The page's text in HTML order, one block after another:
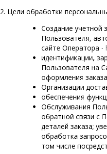
2. Цели обработки
Создание учетной
Пользователя,
сайте Оператора -
идентификации,
Пользователя на
оформления
Организации
обеспечения
Обслуживания
обратной связи с
деталей заказа;
обработка
том числе